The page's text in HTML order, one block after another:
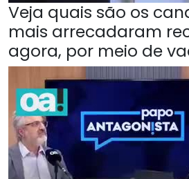
Veja quais são os
mais arrecadaram
agora, por meio de